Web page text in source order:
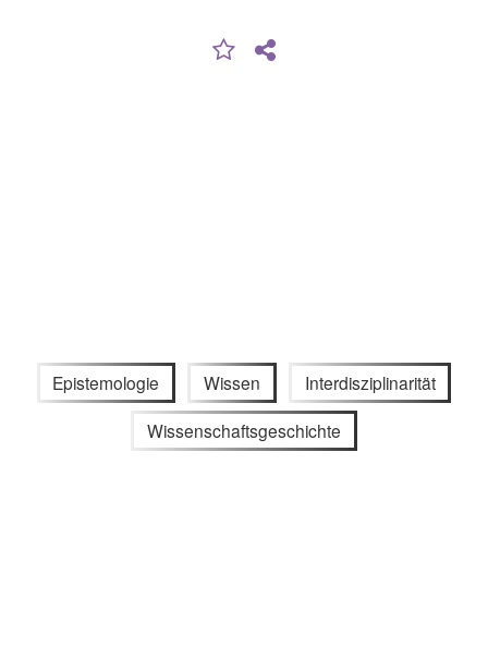
Epistemologie Wissen Interdisziplinarität
Wissenschaftsgeschichte